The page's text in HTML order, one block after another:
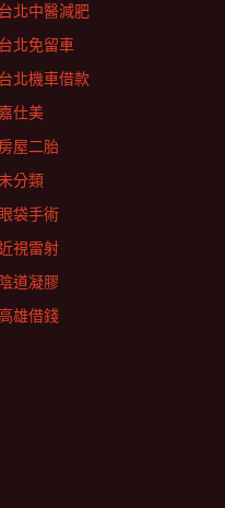
台北中醫減肥
台北免留車
台北機車借款
嘉仕美
房屋二胎
分類
眼袋手術
視雷射
陰道凝膠
雄借錢